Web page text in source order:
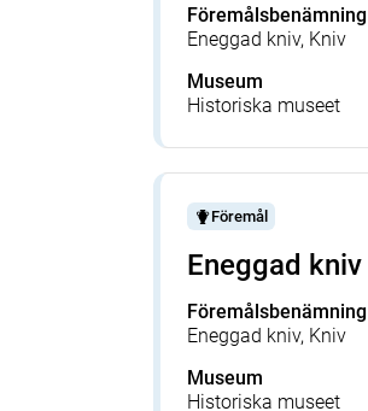
Föremålsbenämning
Eneggad kniv, Kniv
Museum
Historiska museet
Föremål
Eneggad kniv
Föremålsbenämning
Eneggad kniv, Kniv
Museum
Historiska museet